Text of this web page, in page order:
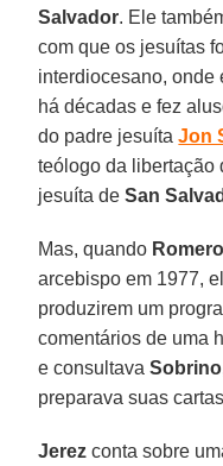
Salvador. Ele
com que os jesuítas
interdiocesano, onde
há décadas e fez
do padre jesuítaJon
teólogo da libertação
jesuíta deSan
Mas, quando Romero
arcebispo em 1977,
produzirem um
comentários de uma
e consultavaSobrino
preparava suas
Jerez conta sobre